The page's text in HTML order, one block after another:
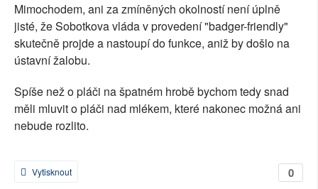
Mimochodem, ani za zmíněných okolností není úplně
jisté, že Sobotkova vláda v provedení "badger-friendly"
skutečně projde a nastoupí do funkce, aniž by došlo na
ústavní žalobu.
Spíše než o pláči na špatném hrobě bychom tedy snad
měli mluvit o pláči nad mlékem, které nakonec možná ani
nebude rozlito.
0
Vytisknout